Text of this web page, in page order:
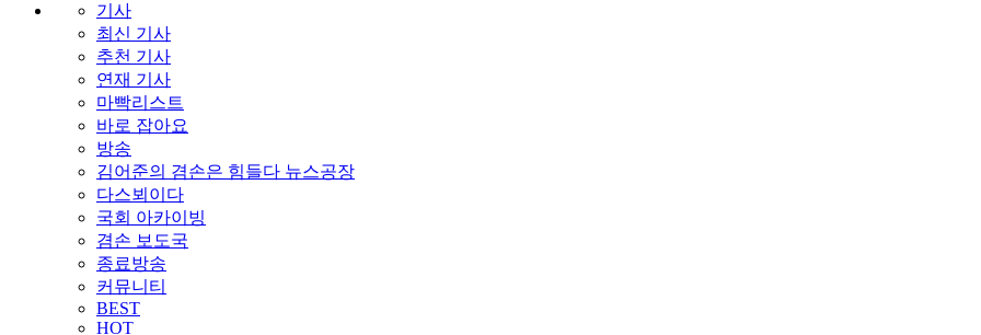
기사
최신 기사
추천 기사
연재 기사
마빡리스트
바로 잡아요
방송
김어준의 겸손은 힘들다 뉴스공장
다스뵈이다
국회 아카이빙
겸손 보도국
종료방송
커뮤니티
BEST
HOT